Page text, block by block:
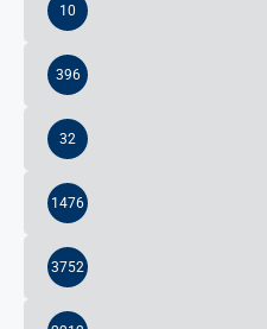
10
396
32
1476
3752